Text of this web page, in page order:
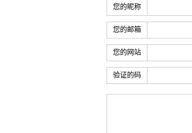
您的昵称
您的邮箱
您的网站
验证的码